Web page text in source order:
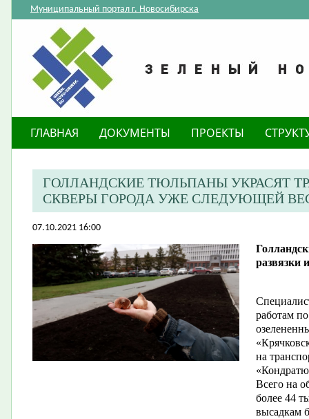
Муниципальный портал г. Новосибирска
ГЛАВНАЯ ДОКУМЕНТЫ ПРОЕКТЫ
​ГОЛЛАНДСКИЕ ТЮЛЬПАНЫ УКРАСЯТ
СКВЕРЫ ГОРОДА УЖЕ СЛЕДУЮЩЕЙ
07.10.2021 16:00
развязки
работам
на
Всего на
более 44
высадкам